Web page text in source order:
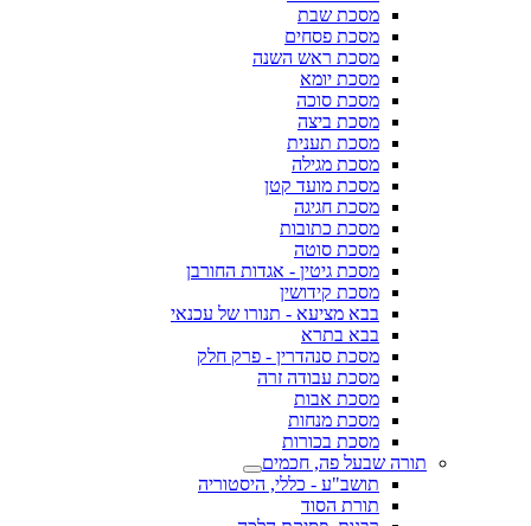
מסכת שבת
מסכת פסחים
מסכת ראש השנה
מסכת יומא
מסכת סוכה
מסכת ביצה
מסכת תענית
מסכת מגילה
מסכת מועד קטן
מסכת חגיגה
מסכת כתובות
מסכת סוטה
מסכת גיטין - אגדות החורבן
מסכת קידושין
בבא מציעא - תנורו של עכנאי
בבא בתרא
מסכת סנהדרין - פרק חלק
מסכת עבודה זרה
מסכת אבות
מסכת מנחות
מסכת בכורות
תורה שבעל פה, חכמים
תושב"ע - כללי, היסטוריה
תורת הסוד